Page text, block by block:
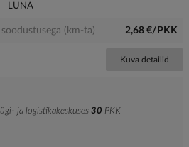
LUNA
soodustusega (km-ta) 2,68 €/PKK
Kuva detailid
ja logistikakeskuses 30 PKK